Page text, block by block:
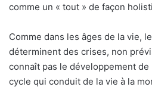
comme un « tout » de façon
Comme dans les âges de la vie,
déterminent des crises, non
connaît pas le développement de
cycle qui conduit de la vie à la